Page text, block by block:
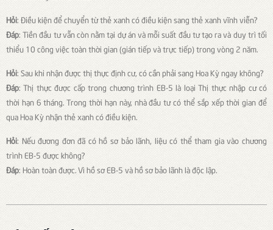
Hỏi: Điều kiện để chuyển từ thẻ xanh có điều kiện sang thẻ xanh vĩnh viễn?
Đáp: Tiền đầu tư vẫn còn nằm tại dự án và mỗi suất đầu tư tạo ra và duy trì tối
thiểu 10 công việc toàn thời gian (gián tiếp và trực tiếp) trong vòng 2 năm.
Hỏi: Sau khi nhận được thị thực định cư, có cần phải sang Hoa Kỳ ngay không?
Đáp: Thị thực được cấp trong chương trình EB-5 là loại Thị thực nhập cư có
thời hạn 6 tháng. Trong thời hạn này, nhà đầu tư có thể sắp xếp thời gian để
qua Hoa Kỳ nhận thẻ xanh có điều kiện.
Hỏi: Nếu đương đơn đã có hồ sơ bảo lãnh, liệu có thể tham gia vào chương
trình EB-5 được không?
Đáp: Hoàn toàn được. Vì hồ sơ EB-5 và hồ sơ bảo lãnh là độc lập.